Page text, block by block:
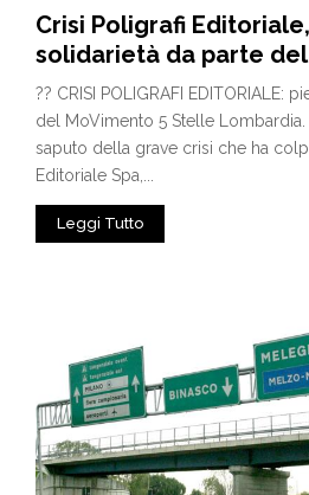
Crisi Poligrafi
solidarietà da parte del
?? CRISI POLIGRAFI EDITORIALE:
del MoVimento 5 Stelle
saputo della grave crisi che ha
Editoriale Spa,...
Leggi Tutto